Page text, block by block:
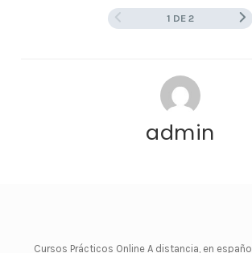
1 DE 2
admin
Cursos Prácticos Online A distancia, en español